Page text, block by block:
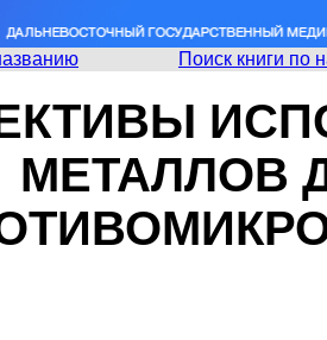
Поиск книги по
МЕТАЛЛОВ